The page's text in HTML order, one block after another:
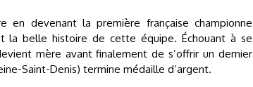
devenant la première française championne
la belle histoire de cette équipe. Échouant à se
mère avant finalement de s’offrir un dernier
Saint-Denis) termine médaille d’argent.